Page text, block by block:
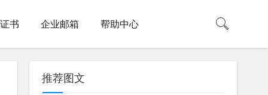
书 企业邮箱 帮助中心
推荐图文